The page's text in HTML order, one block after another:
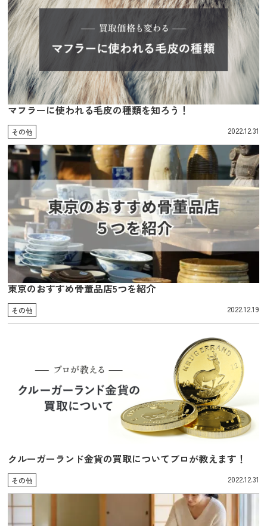
マフラーに使われる毛皮の種類を知ろう！
その他 2022.12.31
東京のおすすめ骨董品店5つを紹介
その他 2022.12.19
クルーガーランド金貨の買取についてプロが教えます！
その他 2022.12.31